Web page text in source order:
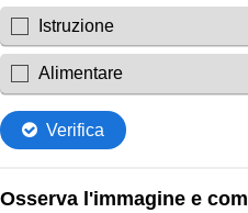
Istruzione
Alimentare
Verifica
Osserva l'immagine e